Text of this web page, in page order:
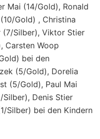
Mai (14/Gold), Ronald
Gold) , Christina
(7/Silber), Viktor Stier
Carsten Woop
bei den
(5/Gold), Dorelia
(5/Gold), Paul Mai
Silber), Denis Stier
Silber) bei den Kindern